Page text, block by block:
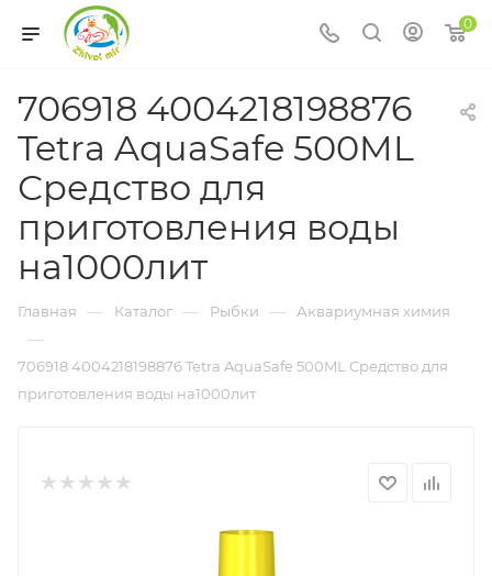
0
706918 4004218198876
Tetra AquaSafe 500ML
Средство для
приготовления воды
на1000лит
Главная — Каталог — Рыбки — Аквариумная химия
—
706918 4004218198876 Tetra AquaSafe 500ML Средство для
приготовления воды на1000лит